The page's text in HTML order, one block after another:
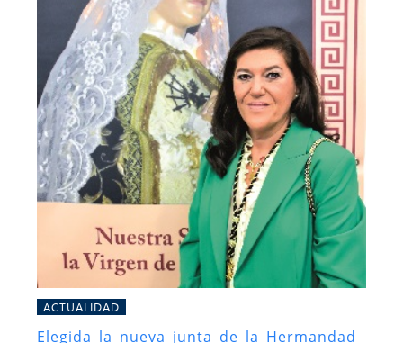
ACTUALIDAD
Elegida la nueva junta de la Hermandad